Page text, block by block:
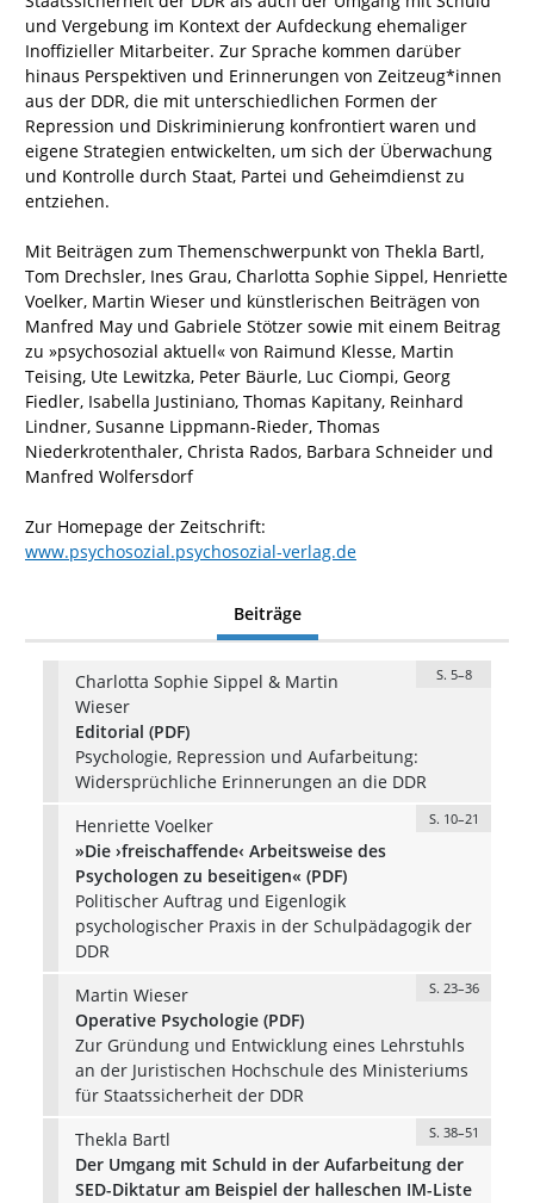
und Vergebung im Kontext der Aufdeckung ehemaliger
Inoffizieller Mitarbeiter. Zur Sprache kommen darüber
hinaus Perspektiven und Erinnerungen von Zeitzeug*innen
aus der DDR, die mit unterschiedlichen Formen der
Repression und Diskriminierung konfrontiert waren und
eigene Strategien entwickelten, um sich der Überwachung
und Kontrolle durch Staat, Partei und Geheimdienst zu
entziehen.
Mit Beiträgen zum Themenschwerpunkt von Thekla Bartl,
Tom Drechsler, Ines Grau, Charlotta Sophie Sippel, Henriette
Voelker, Martin Wieser und künstlerischen Beiträgen von
Manfred May und Gabriele Stötzer sowie mit einem Beitrag
zu »psychosozial aktuell« von Raimund Klesse, Martin
Teising, Ute Lewitzka, Peter Bäurle, Luc Ciompi, Georg
Fiedler, Isabella Justiniano, Thomas Kapitany, Reinhard
Lindner, Susanne Lippmann-Rieder, Thomas
Niederkrotenthaler, Christa Rados, Barbara Schneider und
Manfred Wolfersdorf
Zur Homepage der Zeitschrift:
www.psychosozial.psychosozial-verlag.de
Beiträge
Charlotta Sophie Sippel & Martin
Wieser
S. 5–8
Editorial (PDF)
Psychologie, Repression und Aufarbeitung:
Widersprüchliche Erinnerungen an die DDR
Henriette Voelker
S. 10–21
»Die ›freischaffende‹ Arbeitsweise des
Psychologen zu beseitigen« (PDF)
Politischer Auftrag und Eigenlogik
psychologischer Praxis in der Schulpädagogik der
DDR
Martin Wieser
S. 23–36
Operative Psychologie (PDF)
Zur Gründung und Entwicklung eines Lehrstuhls
an der Juristischen Hochschule des Ministeriums
für Staatssicherheit der DDR
Thekla Bartl
S. 38–51
Der Umgang mit Schuld in der Aufarbeitung der
SED-Diktatur am Beispiel der halleschen IM-Liste